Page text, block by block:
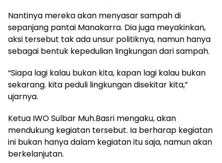
Nantinya mereka akan menyasar sampah di
sepanjang pantai Manakarra. Dia juga meyakinkan,
aksi tersebut tak ada unsur politiknya, namun hanya
sebagai bentuk kepedulian lingkungan dari sampah.
“Siapa lagi kalau bukan kita, kapan lagi kalau bukan
sekarang. kita peduli lingkungan disekitar kita,”
ujarnya.
Ketua IWO Sulbar Muh.Basri mengaku, akan
mendukung kegiatan tersebut. Ia berharap kegiatan
ini bukan hanya dalam kegiatan itu saja, namun akan
berkelanjutan.